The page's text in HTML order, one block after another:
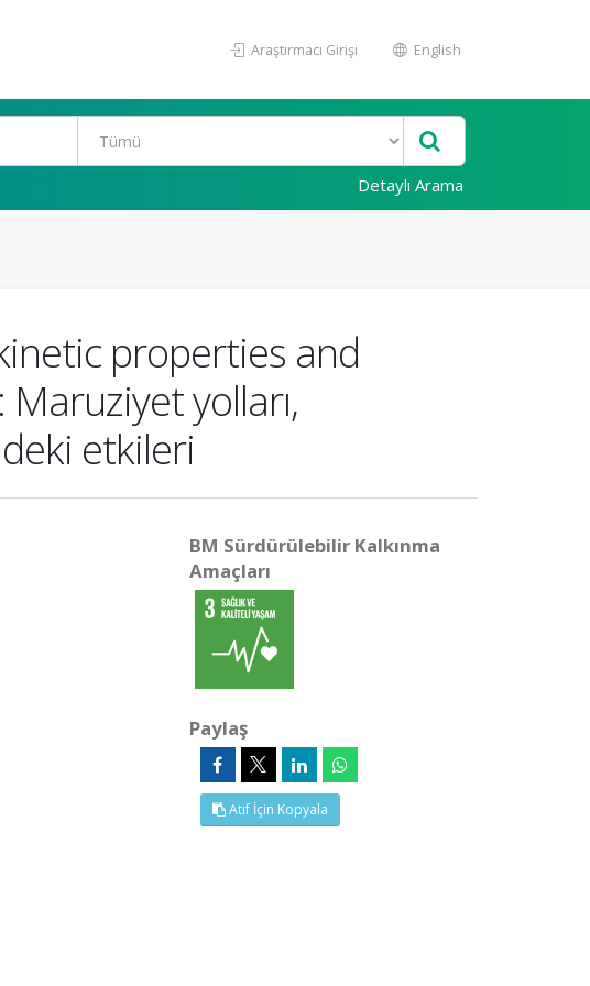
Araştırmacı Girişi English
Detaylı Arama
properties and
yolları,
etkileri
BM Sürdürülebilir Kalkınma
Amaçları
Paylaş
Atıf İçin Kopyala